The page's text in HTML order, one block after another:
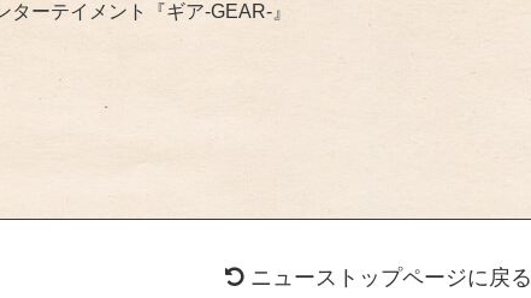
ターテイメント『ギア-GEAR- 』
ニューストップページに戻る